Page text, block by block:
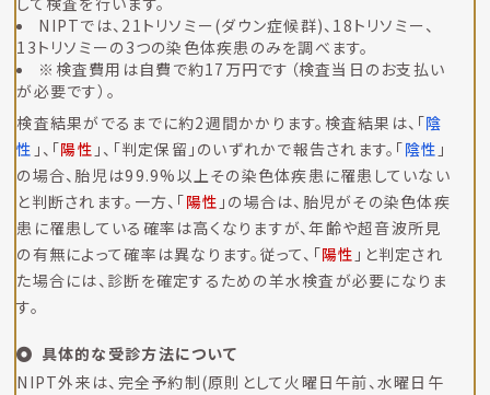
NIPTでは、21トリソミー(ダウン症候群)、18トリソミー、
13トリソミーの3つの染色体疾患のみを調べます。
※検査費用は自費で約17万円です（検査当日のお支払い
が必要です）。
検査結果がでるまでに約2週間かかります。検査結果は、「陰
性 」、「陽性 」、「判定保留」のいずれかで報告されます。「陰性 」
の場合、胎児は99.9%以上その染色体疾患に罹患していない
と判断されます。一方、「陽性 」の場合は、胎児がその染色体疾
患に罹患している確率は高くなりますが、年齢や超音波所見
の有無によって確率は異なります。従って、「陽性 」と判定され
た場合には、診断を確定するための羊水検査が必要になりま
す。
具体的な受診方法について
NIPT外来は、完全予約制(原則として火曜日午前、水曜日午